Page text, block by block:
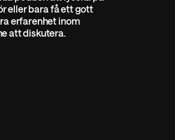
eller bara få ett gott
erfarenhet inom
att diskutera.